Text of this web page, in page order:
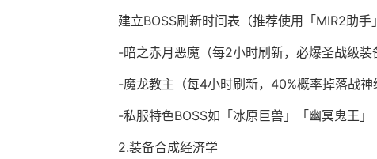
建立BOSS刷新时间表（推荐使用「MIR2助手
-暗之赤月恶魔（每2小时刷新，必爆圣战级装
-魔龙教主（每4小时刷新，40%概率掉落战神
-私服特色BOSS如「冰原巨兽」「幽冥鬼王」
2.装备合成经济学